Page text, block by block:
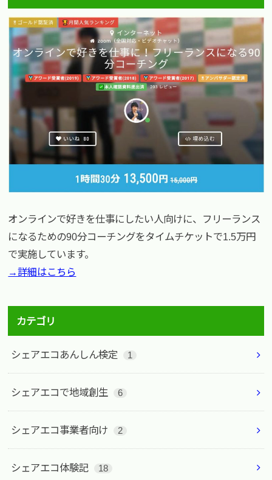
オンラインで好きを仕事にしたい人向けに、フリーランス
になるための90分コーチングをタイムチケットで1.5万円
で実施しています。
→詳細はこちら
カテゴリ
シェアエコあんしん検定 1
シェアエコで地域創生 6
シェアエコ事業者向け 2
シェアエコ体験記 18